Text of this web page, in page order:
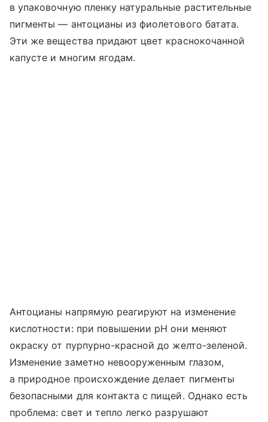
в упаковочную пленку натуральные растительные
пигменты — антоцианы из фиолетового батата.
Эти же вещества придают цвет краснокочанной
капусте и многим ягодам.
Антоцианы напрямую реагируют на изменение
кислотности: при повышении pH они меняют
окраску от пурпурно-красной до желто-зеленой.
Изменение заметно невооруженным глазом,
а природное происхождение делает пигменты
безопасными для контакта с пищей. Однако есть
проблема: свет и тепло легко разрушают